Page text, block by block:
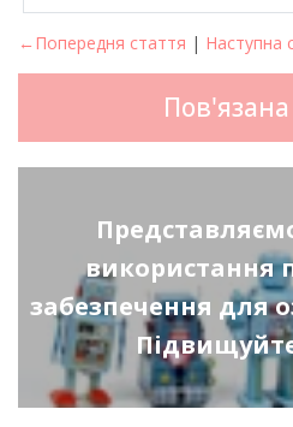
←Попередня стаття | Наступна
Пов'язана
використання
забезпечення для